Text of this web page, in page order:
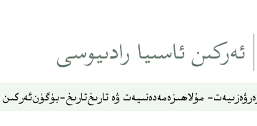
ۋەزىيەت- مۇلاھىزەمەدەنىيەت ۋە تارىختارىخ-بۈگۈنئەركىن